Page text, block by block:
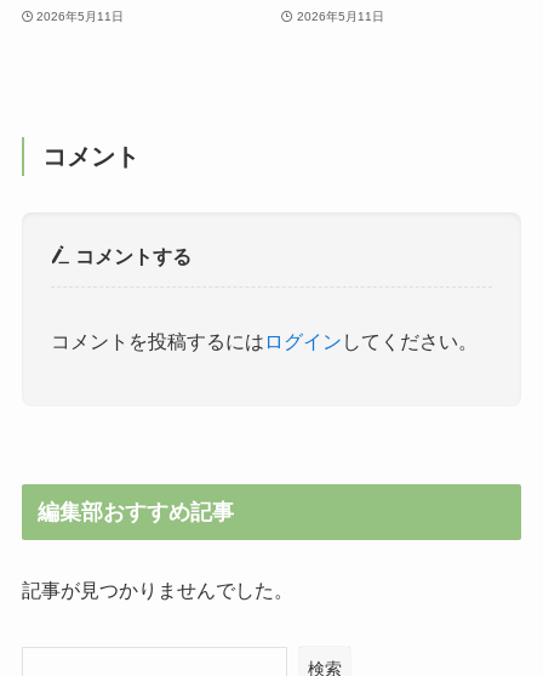
2026年5月11日 2026年5月11日
コメント
コメントする
コメントを投稿するには ログイン してください。
編集部おすすめ記事
記事が見つかりませんでした。
検索